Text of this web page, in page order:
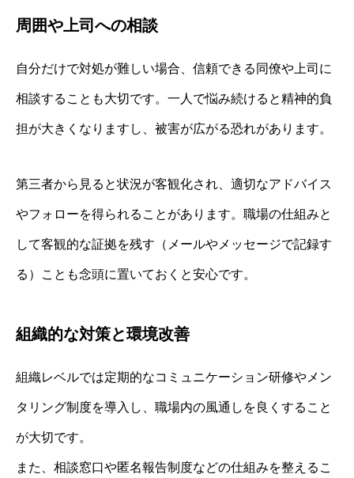
周囲や上司への相談
自分だけで対処が難しい場合、信頼できる同僚や上司に
相談することも大切です。一人で悩み続けると精神的負
担が大きくなりますし、被害が広がる恐れがあります。
第三者から見ると状況が客観化され、適切なアドバイス
やフォローを得られることがあります。職場の仕組みと
して客観的な証拠を残す（メールやメッセージで記録す
る）ことも念頭に置いておくと安心です。
組織的な対策と環境改善
組織レベルでは定期的なコミュニケーション研修やメン
タリング制度を導入し、職場内の風通しを良くすること
が大切です。
また、相談窓口や匿名報告制度などの仕組みを整えるこ